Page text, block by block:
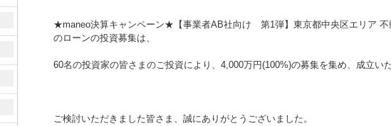
★maneo決算キャンペーン★【事業者AB社向け 第1弾】東京都中央区エリア 不
のローンの投資募集は、
60名の投資家の皆さまのご投資により、4,000万円(100%)の募集を集め、成立い
ご検討いただきました皆さま、誠にありがとうございました。